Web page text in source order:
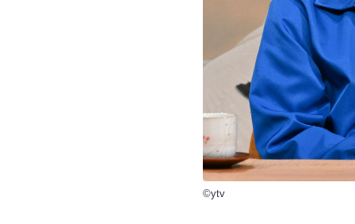
©ytv